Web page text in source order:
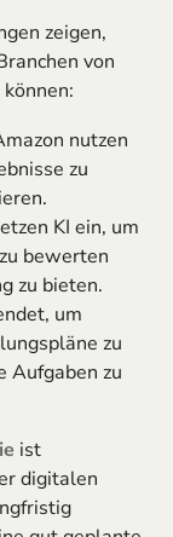
zeigen,
von
nutzen
zu
KI ein, um
bewerten
zu bieten.
um
zu
Aufgaben zu
ist
digitalen